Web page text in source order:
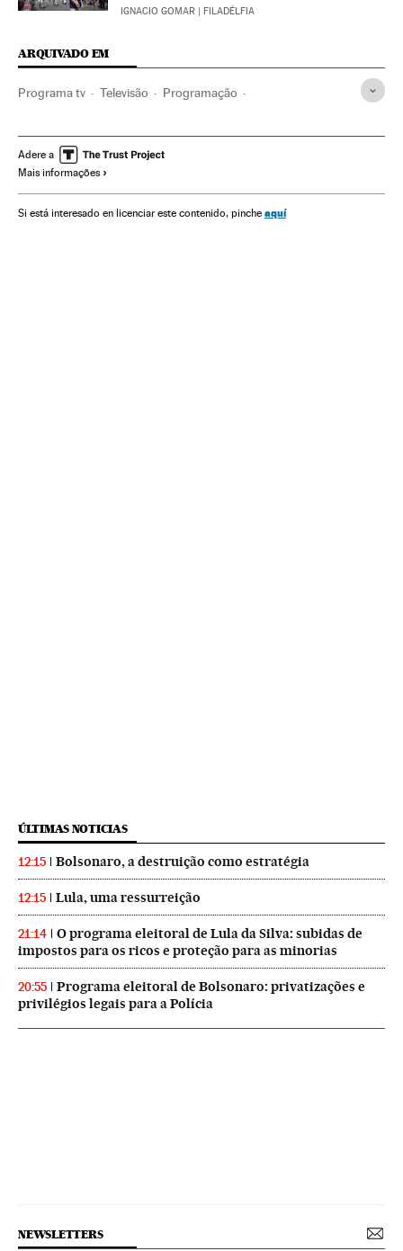
IGNACIO GOMAR | FILADÉLFIA
ARQUIVADO EM
Programa tv Televisão Programação
Crítica televisão Ativismo lgtbiq
Direitos humanos
Comunicação
Adere a
Mais informações
Si está interesado en licenciar este contenido, pinche aquí
ÚLTIMAS NOTICIAS
12:15 Bolsonaro, a destruição como estratégia
12:15 Lula, uma ressurreição
21:14
O programa eleitoral de Lula da Silva: subidas de
impostos para os ricos e proteção para as minorias
20:55
Programa eleitoral de Bolsonaro: privatizações e
privilégios legais para a Polícia
NEWSLETTERS